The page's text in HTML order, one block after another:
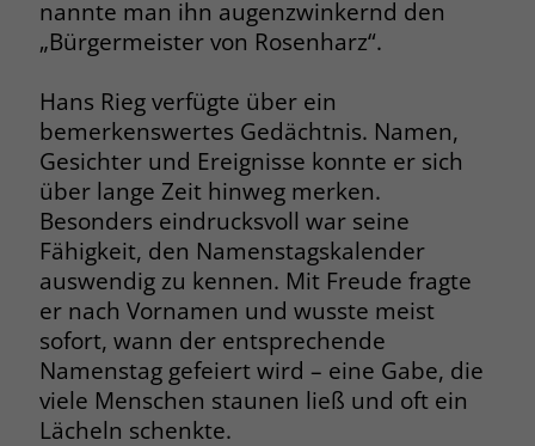
nannte man ihn augenzwinkernd den
„Bürgermeister von Rosenharz“.
Hans Rieg verfügte über ein
bemerkenswertes Gedächtnis. Namen,
Gesichter und Ereignisse konnte er sich
über lange Zeit hinweg merken.
Besonders eindrucksvoll war seine
Fähigkeit, den Namenstagskalender
auswendig zu kennen. Mit Freude fragte
er nach Vornamen und wusste meist
sofort, wann der entsprechende
Namenstag gefeiert wird – eine Gabe, die
viele Menschen staunen ließ und oft ein
Lächeln schenkte.
Anbieter Google Ads
Laufzeit 90 Tage
Zweck
Dieses Cookie wird gesetzt, wenn ein
User über einen Klick auf eine Google
Werbeanzeige auf die Website gelangt.
Es enthält Informationen darüber,
welche Werbeanzeige geklickt wurde,
sodass erzielte Erfolge wie z.B.
Bestellungen oder Kontaktanfragen der
Anzeige zugewiesen werden können.